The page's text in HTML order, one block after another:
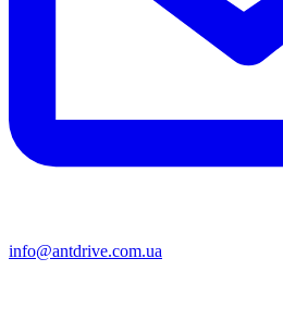
info@antdrive.com.ua